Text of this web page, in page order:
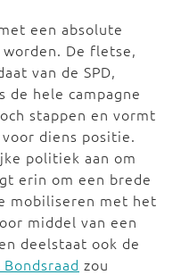
een absolute
De fletse,
van de SPD,
de hele campagne
stappen en vormt
diens positie.
politiek aan om
erin om een brede
mobiliseren met het
middel van een
deelstaat ook de
zou